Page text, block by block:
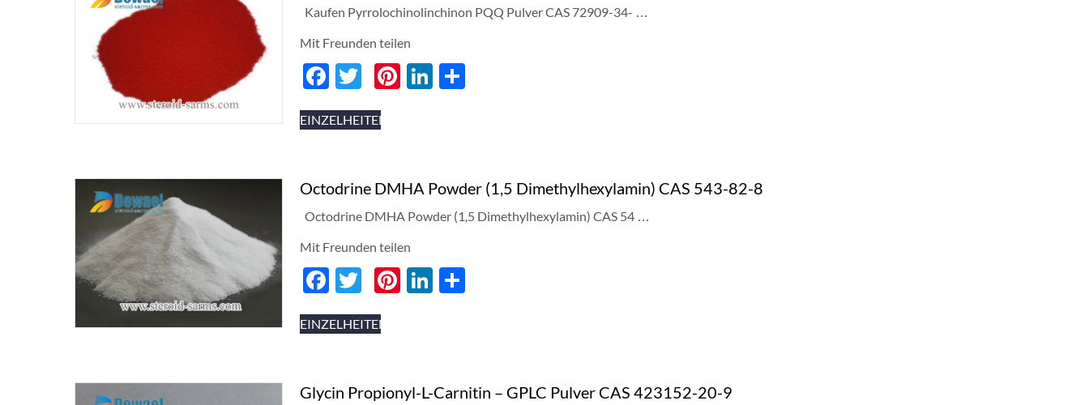
Kaufen Pyrrolochinolinchinon PQQ Pulver CAS 72909-34- …
Mit Freunden teilen
Facebook
Twitter
Pinterest
LinkedIn
EINZELHEITEN
Octodrine DMHA Powder (1,5 Dimethylhexylamin) CAS 543-82-8
Octodrine DMHA Powder (1,5 Dimethylhexylamin) CAS 54 …
Mit Freunden teilen
Facebook
Twitter
Pinterest
LinkedIn
EINZELHEITEN
Glycin Propionyl-L-Carnitin – GPLC Pulver CAS 423152-20-9